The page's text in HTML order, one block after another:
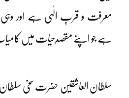
معرفت و قربِ الٰہی ہے اور وہی
ہے جو اپنے مقصدِحیات میں
سلطان العاشقین حضرت سخی سلطان